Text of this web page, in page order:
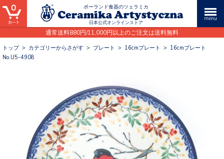
ポーランド食器のツェラミカ
日本公式オンラインストア
通常送料880円/11,000円以上のご注文は送料無料
0
トップ> カテゴリーからさがす > プレート > 16cmプレート > 16cmプレート
No.U5-4908